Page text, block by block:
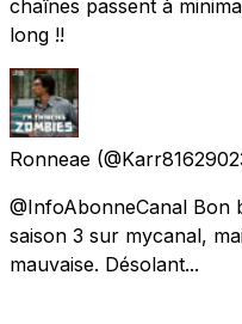
chaînes passent à
long !!
Ronneae
@InfoAbonneCanal Bon
saison 3 sur mycanal,
mauvaise. Désolant...